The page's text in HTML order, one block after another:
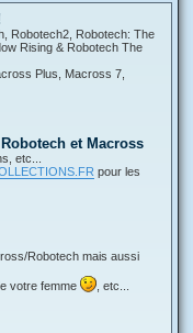
r
Robotech2, Robotech: The
Rising & Robotech The
Plus, Macross 7,
et Macross
etc...
pour les
Robotech mais aussi
votre femme
, etc...